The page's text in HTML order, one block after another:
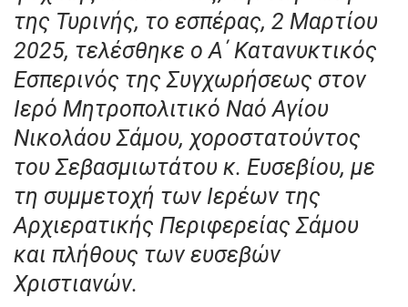
της Τυρινής, το εσπέρας, 2 Μαρτίου
2025, τελέσθηκε ο Α΄ Κατανυκτικός
Εσπερινός της Συγχωρήσεως στον
Ιερό Μητροπολιτικό Ναό Αγίου
Νικολάου Σάμου, χοροστατούντος
του Σεβασμιωτάτου κ. Ευσεβίου, με
τη συμμετοχή των Ιερέων της
Αρχιερατικής Περιφερείας Σάμου
και πλήθους των ευσεβών
Χριστιανών.